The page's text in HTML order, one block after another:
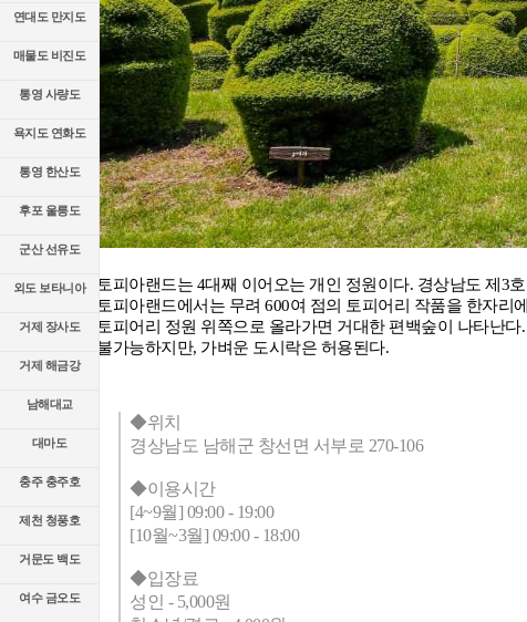
토피아랜드는 4대째 이어오는 개인 정원이다. 경상남도 제3
토피아랜드에서는 무려 600여 점의 토피어리 작품을 한자
토피어리 정원 위쪽으로 올라가면 거대한 편백숲이 나타난
불가능하지만, 가벼운 도시락은 허용된다.
◆위치
경상남도 남해군 창선면 서부로 270-106
◆이용시간
[4~9월] 09:00 - 19:00
[10월~3월] 09:00 - 18:00
◆입장료
성인 - 5,000원
연대도 만지도
매물도 비진도
통영 사량도
욕지도 연화도
통영 한산도
후포 울릉도
군산 선유도
외도 보타니아
거제 장사도
거제 해금강
남해대교
대마도
충주 충주호
제천 청풍호
거문도 백도
여수 금오도